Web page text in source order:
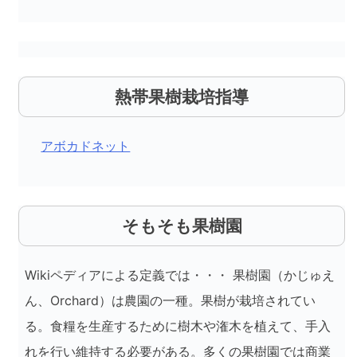
熱帯果樹栽培指導
アボカドネット
そもそも果樹園
Wikiペディアによる定義では・・・ 果樹園（かじゅえ
ん、Orchard）は農園の一種。果樹が栽培されてい
る。食糧を生産するために樹木や潅木を植えて、手入
れを行い維持する必要がある。多くの果樹園では商業